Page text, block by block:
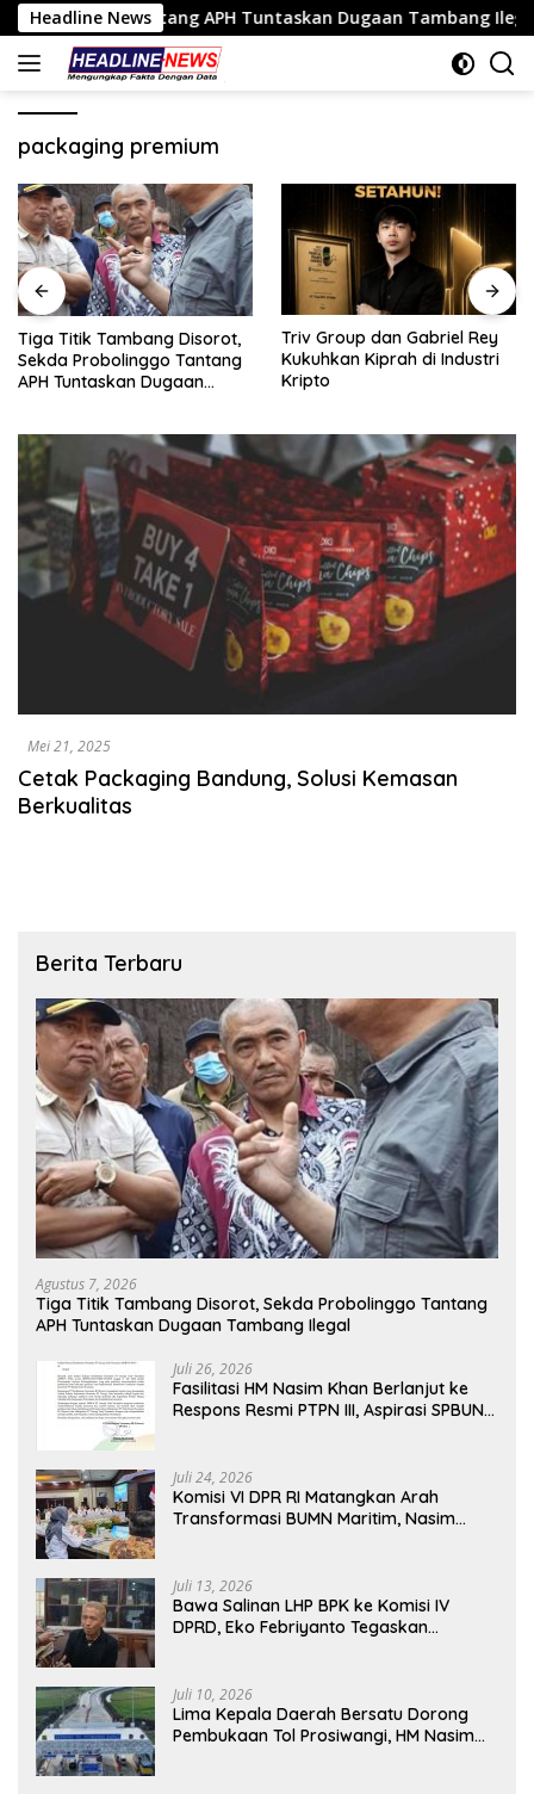
Langsung
ke
konten
Headline News
Tantang APH Tuntaskan Dugaan Tambang Ilegal
packaging premium
Triv Group dan Gabriel Rey
Kukuhkan Kiprah di Industri
Kripto
Nasim Khan Bersama Sufmi
Dasco Dorong Dialog SPBUN
SGN–PTPN, Silaturahmi di
Mei 21, 2025
Cetak Packaging Bandung, Solusi Kemasan
Berkualitas
Berita Terbaru
Agustus 7, 2026
Tiga Titik Tambang Disorot, Sekda Probolinggo Tantang
APH Tuntaskan Dugaan Tambang Ilegal
Juli 26, 2026
Fasilitasi HM Nasim Khan Berlanjut ke
Respons Resmi PTPN III, Aspirasi SPBUN
Juli 24, 2026
Komisi VI DPR RI Matangkan Arah
Transformasi BUMN Maritim, Nasim
Juli 13, 2026
Bawa Salinan LHP BPK ke Komisi IV
DPRD, Eko Febriyanto Tegaskan
Juli 10, 2026
Lima Kepala Daerah Bersatu Dorong
Pembukaan Tol Prosiwangi, HM Nasim